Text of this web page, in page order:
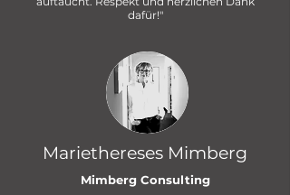
dafür!"
Mariethereses Mimberg
Mimberg Consulting